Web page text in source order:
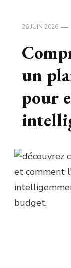
26 JUIN 2026
un
pour